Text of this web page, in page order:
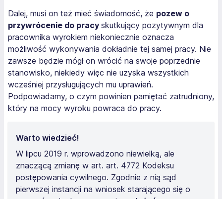
Dalej, musi on też mieć świadomość, że pozew o
przywrócenie do pracy skutkujący pozytywnym dla
pracownika wyrokiem niekoniecznie oznacza
możliwość wykonywania dokładnie tej samej pracy. Nie
zawsze będzie mógł on wrócić na swoje poprzednie
stanowisko, niekiedy więc nie uzyska wszystkich
wcześniej przysługujących mu uprawień.
Podpowiadamy, o czym powinien pamiętać zatrudniony,
który na mocy wyroku powraca do pracy.
Warto wiedzieć!
W lipcu 2019 r. wprowadzono niewielką, ale
znaczącą zmianę w art. art. 4772 Kodeksu
postępowania cywilnego. Zgodnie z nią sąd
pierwszej instancji na wniosek starającego się o